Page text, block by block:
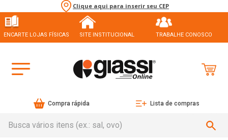
Clique aqui para inserir seu CEP
ENCARTE LOJAS FÍSICAS SITE INSTITUCIONAL TRABALHE CONOSCO
Compra rápida Lista de compras